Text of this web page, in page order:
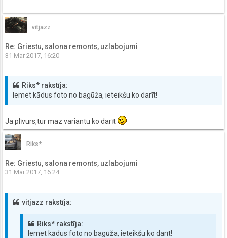
vitjazz
Re: Griestu, salona remonts, uzlabojumi
31 Mar 2017, 16:20
Riks* rakstīja:
Iemet kādus foto no bagūža, ieteikšu ko darīt!
Ja plīvurs,tur maz variantu ko darīt
Riks*
Re: Griestu, salona remonts, uzlabojumi
31 Mar 2017, 16:24
vitjazz rakstīja:
Riks* rakstīja:
Iemet kādus foto no bagūža, ieteikšu ko darīt!